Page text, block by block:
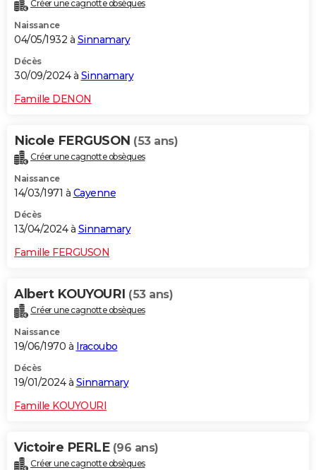
Créer une cagnotte obsèques
Naissance
04/05/1932 à Sinnamary
Décès
30/09/2024 à Sinnamary
Famille DENON
Nicole FERGUSON (53 ans)
Créer une cagnotte obsèques
Naissance
14/03/1971 à Cayenne
Décès
13/04/2024 à Sinnamary
Famille FERGUSON
Albert KOUYOURI (53 ans)
Créer une cagnotte obsèques
Naissance
19/06/1970 à Iracoubo
Décès
19/01/2024 à Sinnamary
Famille KOUYOURI
Victoire PERLE (96 ans)
Créer une cagnotte obsèques